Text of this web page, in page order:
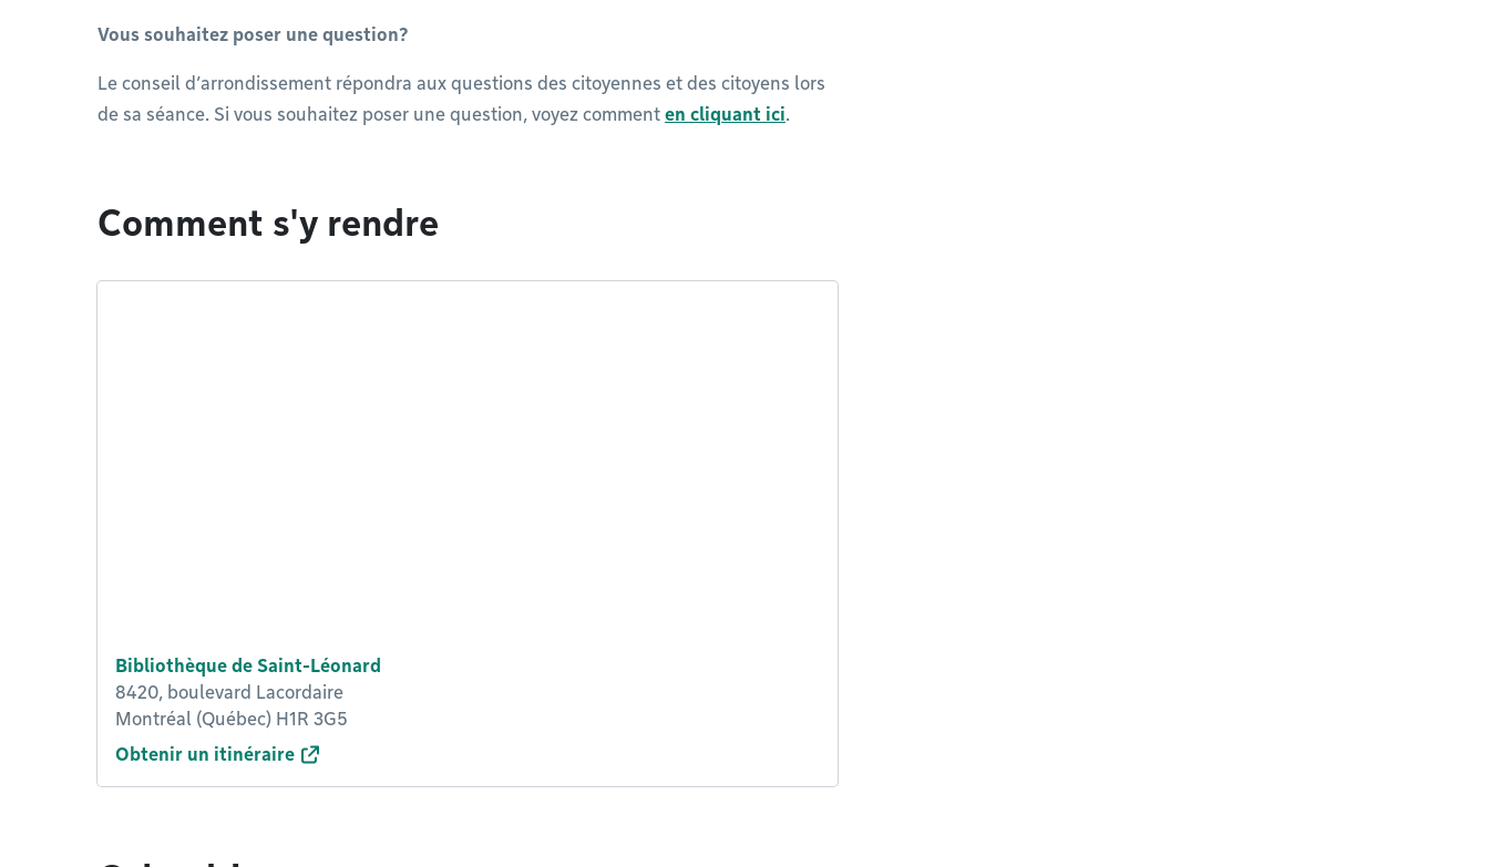
Vous souhaitez poser une question?
Le conseil d’arrondissement répondra aux questions des citoyennes et des citoyens lors
de sa séance. Si vous souhaitez poser une question, voyez comment en cliquant ici.
Comment s'y rendre
Bibliothèque de Saint-Léonard
8420, boulevard Lacordaire
Montréal (Québec) H1R 3G5
Obtenir un itinéraire